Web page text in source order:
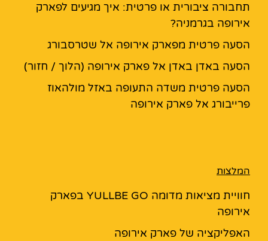
תחבורה ציבורית או פרטית: איך מגיעים לפארק
אירופה בגרמניה?
הסעה פרטית מפארק אירופה אל שטרסבורג
הסעה באדן באדן אל פארק אירופה (הלוך / חזור)
הסעה פרטית משדה התעופה באזל מולהאוז
פרייבורג אל פארק אירופה
המלצות
חוויית מציאות מדומה YULLBE GO בפארק
אירופה
האפליקציה של פארק אירופה